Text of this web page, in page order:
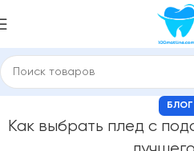
БЛОГ
Как выбрать плед с